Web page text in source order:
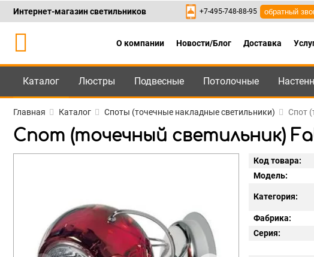
Каталог +7-495-748-88-95 ,8-800-
Интернет-магазин светильников +7-495-748-88-95 обратный
О компании Новости/Блог Доставка
Каталог Люстры Подвесные Потолочные
Главная Каталог Споты (точечные накладные светильники) Спот
Спот (точечный светильник)
Код товара:
Модель:
Категория:
Фабрика:
Серия: